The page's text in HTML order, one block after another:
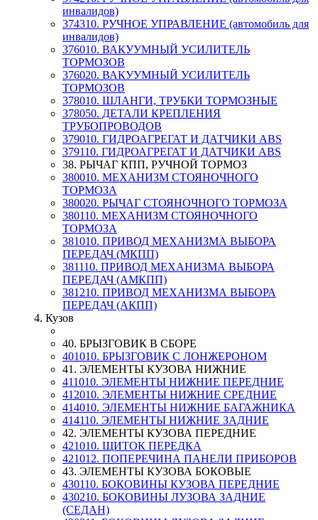
инвалидов)
374310. РУЧНОЕ УПРАВЛЕНИЕ (автомобиль для
инвалидов)
376010. ВАКУУМНЫЙ УСИЛИТЕЛЬ
ТОРМОЗОВ
376020. ВАКУУМНЫЙ УСИЛИТЕЛЬ
ТОРМОЗОВ
378010. ШЛАНГИ, ТРУБКИ ТОРМОЗНЫЕ
378050. ДЕТАЛИ КРЕПЛЕНИЯ
ТРУБОПРОВОДОВ
379010. ГИДРОАГРЕГАТ И ДАТЧИКИ АВS
379110. ГИДРОАГРЕГАТ И ДАТЧИКИ АВS
38. РЫЧАГ КПП, РУЧНОЙ ТОРМОЗ
380010. МЕХАНИЗМ СТОЯНОЧНОГО
ТОРМОЗА
380020. РЫЧАГ СТОЯНОЧНОГО ТОРМОЗА
380110. МЕХАНИЗМ СТОЯНОЧНОГО
ТОРМОЗА
381010. ПРИВОД МЕХАНИЗМА ВЫБОРА
ПЕРЕДАЧ (МКПП)
381110. ПРИВОД МЕХАНИЗМА ВЫБОРА
ПЕРЕДАЧ (АМКПП)
381210. ПРИВОД МЕХАНИЗМА ВЫБОРА
ПЕРЕДАЧ (АКПП)
4. Кузов
40. БРЫЗГОВИК В СБОРЕ
401010. БРЫЗГОВИК С ЛОНЖЕРОНОМ
41. ЭЛЕМЕНТЫ КУЗОВА НИЖНИЕ
411010. ЭЛЕМЕНТЫ НИЖНИЕ ПЕРЕДНИЕ
412010. ЭЛЕМЕНТЫ НИЖНИЕ СРЕДНИЕ
414010. ЭЛЕМЕНТЫ НИЖНИЕ БАГАЖНИКА
414110. ЭЛЕМЕНТЫ НИЖНИЕ ЗАДНИЕ
42. ЭЛЕМЕНТЫ КУЗОВА ПЕРЕДНИЕ
421010. ЩИТОК ПЕРЕДКА
421012. ПОПЕРЕЧИНА ПАНЕЛИ ПРИБОРОВ
43. ЭЛЕМЕНТЫ КУЗОВА БОКОВЫЕ
430110. БОКОВИНЫ КУЗОВА ПЕРЕДНИЕ
430210. БОКОВИНЫ ЛУЗОВА ЗАДНИЕ
(СЕДАН)